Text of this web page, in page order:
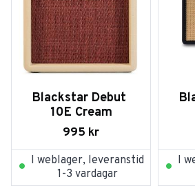
Blackstar Debut
10E Cream
995 kr
I weblager, leveranstid
1-3 vardagar
I